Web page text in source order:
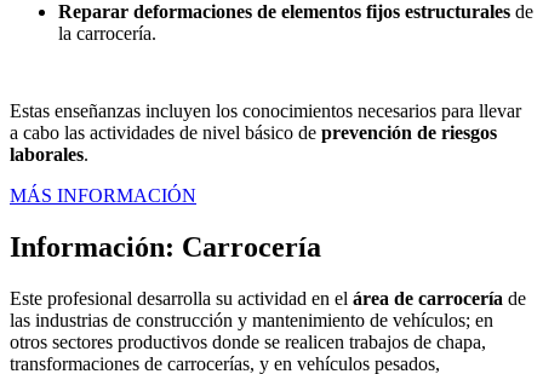
Reparar deformaciones de elementos fijos estructurales de
la carrocería.
Estas enseñanzas incluyen los conocimientos necesarios para llevar
a cabo las actividades de nivel básico de prevención de riesgos
laborales.
MÁS INFORMACIÓN
Información: Carrocería
Este profesional desarrolla su actividad en el área de carrocería de
las industrias de construcción y mantenimiento de vehículos; en
otros sectores productivos donde se realicen trabajos de chapa,
transformaciones de carrocerías, y en vehículos pesados,